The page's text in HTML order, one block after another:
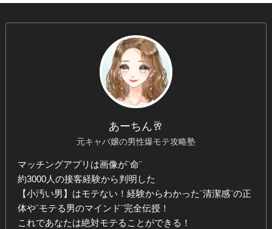
あーちん🥂
元キャバ嬢の男性爆モテ攻略塾
マッチングアプリは画像が¨命¨
約3000人の接客経験から判明した
【小汚い男】はモテない！経験からわかった¨清潔感¨の正
体や¨モテる男のマインド¨完全伝授！
これであなたは絶対モテることができる！